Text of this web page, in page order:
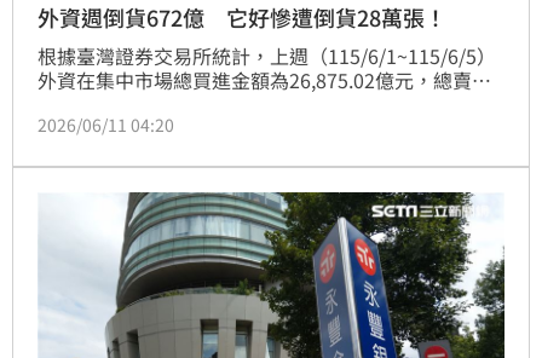
外資週倒貨672億 它好慘遭倒貨28萬張！
根據臺灣證券交易所統計，上週（115/6/1~115/6/5）
外資在集中市場總買進金額為26,875.02億元，總賣出
115年年初至6月5日止，外資總買進金額為34兆
賣超為4,166.17億元。外資總持有股票市值為72兆
2,545.21億元新臺幣，占全體上市股票市值的
49.14%，較5月29日的72兆2,809.10億元新臺幣，減少
263.89億元。
2026/06/11 04:20